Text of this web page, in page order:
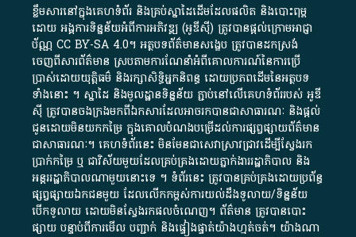
ខ្លឹមសារ​នៅ​ក្នុង​គេហទំព័រ និង​គ្រប់​ស្នា​ដៃ​ដើម​ដែល​ផលិត​ និង​បោះពុម្ព​
ដោយ​ អង្គការ​ទិន្នន័យ​អំពី​ការអភិវឌ្ឍ​​ (អូ​ឌី​ស៊ី)​ ត្រូវ​បាន​ផ្តល់​ក្រោម​អាជ្ញា
ប័ណ្ណ​CC BY-SA 4.0។​ អត្ថបទ​ព័ត៌មាន​សង្ខេប​ ត្រូវ​បាន​ដកស្រង់​
ចេញពី​សារព័ត៌មាន ស្របតាមការ​ណែនាំ​អំពី​គោលការណ៍​នៃ​ការ​ប្រើ
ប្រាស់​ដោយ​យុត្តិធម៌​ និង​រក្សាសិទ្ធិអ្នកនិពន្ធ ដោយ​ប្រភពដើម​នៃ​​អត្ថបទ
ទាំង​នោះ​ ។​ ស្នាដៃ​ និង​មូលដ្ឋាន​ទិន្នន័យ ​ភ្ជាប់​នៅ​លើ​គេហទំព័រ​របស់​ អូ​ឌី​
ស៊ី​ ត្រូវ​បាន​ចងក្រង​មក​ពី​ឯកសារ​ដែល​អាច​រក​បានជា​សាធារណៈ​ និង​ផ្តល់​
ជូន​ដោយ​មិន​យក​កម្រៃ​ ក្នុង​គោលបំណង​បម្រើ​ដល់ការ​ផ្សព្វផ្សាយ​ព័ត៌មាន​
ជា​សាធារណៈ​។​ គេហទំព័រ​នេះ​ មិនមែន​ជា​សេវា​ស្រាវជ្រាវ​ដើម្បី​ស្វែងរក
ប្រាក់​កម្រៃ​ ឬ​ ជា​វិស័យ​មួយ​ដែល​គ្រប់គ្រង​ដោយ​ភ្នាក់ងារ​រដ្ឋាភិបាល​ និង ​
អន្តររដ្ឋាភិបាល​ណាមួយ​នោះ​ទេ ​។​ ទំព័រ​នេះ​ ត្រូវ​បាន​គ្រប់គ្រង​ដោយ​ប្រព័ន្ធ​
ផ្សព្វផ្សាយ​ឯកជន​មួយ​ ដែល​លើកកម្ពស់​ការ​យល់​ដឹង​ទូលាយ​/​ទិន្នន័យ​
បើក​ទូលាយ​ ដោយ​មិនស្វែង​រក​ផល​ចំណេញ​។​ ព័ត៌មាន​ ត្រូវ​បាន​បោះ
ផ្សាយ​ បន្ទាប់​ពី​ការ​មើល​ បញ្ជាក់​ និង​ផ្ទៀងផ្ទាត់​យ៉ាង​ហ្មត់ចត់​។​ យ៉ាងណា​